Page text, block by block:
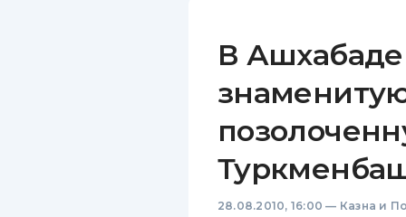
В
28.08.2010, 16:00 — Казна и